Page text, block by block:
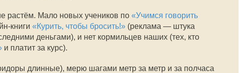
растём. Мало новых учеников по «Учимся говорить
книги «Курить, чтобы бросить!» (реклама — штука
деньгами), и нет кормильцев наших (тех, кто
и платит за курс).
длинные), мерю шагами метр за метр и за полчаса